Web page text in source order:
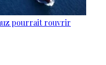
pourrait rouvrir